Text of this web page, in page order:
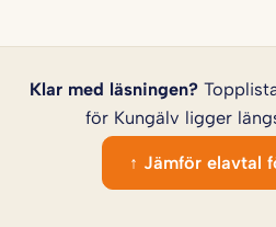
Klar med läsningen?
för Kungälv ligger
↑ Jämför elavtal